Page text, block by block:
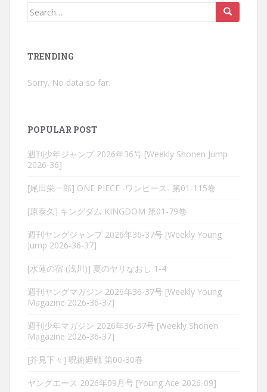
Search
TRENDING
Sorry. No data so far.
POPULAR POST
週刊少年ジャンプ 2026年36号 [Weekly Shonen Jump
2026-36]
[尾田栄一郎] ONE PIECE -ワンピース- 第01-115巻
[原泰久] キングダム KINGDOM 第01-79巻
週刊ヤングジャンプ 2026年36-37号 [Weekly Young
Jump 2026-36-37]
[水蓮の宿 (浅川)] 夏のヤリなおし 1-4
週刊ヤングマガジン 2026年36-37号 [Weekly Young
Magazine 2026-36-37]
週刊少年マガジン 2026年36-37号 [Weekly Shonen
Magazine 2026-36-37]
[芥見下々] 呪術廻戦 第00-30巻
ヤングエース 2026年09月号 [Young Ace 2026-09]